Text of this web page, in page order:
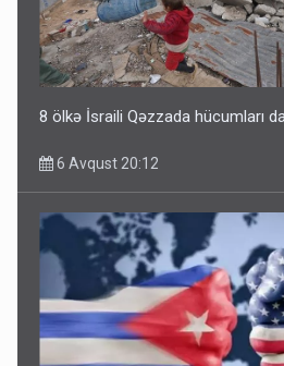
8 ölkə İsraili Qəzzada hücumları
6 Avqust 20:12